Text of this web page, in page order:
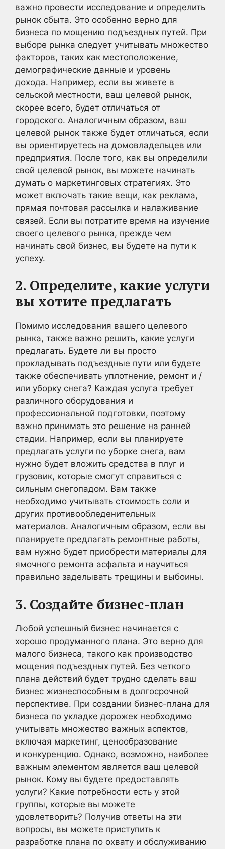
важно провести исследование и определить
рынок сбыта. Это особенно верно для
бизнеса по мощению подъездных путей. При
выборе рынка следует учитывать множество
факторов, таких как местоположение,
демографические данные и уровень
дохода. Например, если вы живете в
сельской местности, ваш целевой рынок,
скорее всего, будет отличаться от
городского. Аналогичным образом, ваш
целевой рынок также будет отличаться, если
вы ориентируетесь на домовладельцев или
предприятия. После того, как вы определили
свой целевой рынок, вы можете начинать
думать о маркетинговых стратегиях. Это
может включать такие вещи, как реклама,
прямая почтовая рассылка и налаживание
связей. Если вы потратите время на изучение
своего целевого рынка, прежде чем
начинать свой бизнес, вы будете на пути к
успеху.
2. Определите, какие услуги
вы хотите предлагать
Помимо исследования вашего целевого
рынка, также важно решить, какие услуги
предлагать. Будете ли вы просто
прокладывать подъездные пути или будете
также обеспечивать уплотнение, ремонт и /
или уборку снега? Каждая услуга требует
различного оборудования и
профессиональной подготовки, поэтому
важно принимать это решение на ранней
стадии. Например, если вы планируете
предлагать услуги по уборке снега, вам
нужно будет вложить средства в плуг и
грузовик, которые смогут справиться с
сильным снегопадом. Вам также
необходимо учитывать стоимость соли и
других противообледенительных
материалов. Аналогичным образом, если вы
планируете предлагать ремонтные работы,
вам нужно будет приобрести материалы для
ямочного ремонта асфальта и научиться
правильно заделывать трещины и выбоины.
3. Создайте бизнес-план
Любой успешный бизнес начинается с
хорошо продуманного плана. Это верно для
малого бизнеса, такого как производство
мощения подъездных путей. Без четкого
плана действий будет трудно сделать ваш
бизнес жизнеспособным в долгосрочной
перспективе. При создании бизнес-плана для
бизнеса по укладке дорожек необходимо
учитывать множество важных аспектов,
включая маркетинг, ценообразование
и конкуренцию. Однако, возможно, наиболее
важным элементом является ваш целевой
рынок. Кому вы будете предоставлять
услуги? Какие потребности есть у этой
группы, которые вы можете
удовлетворить? Получив ответы на эти
вопросы, вы можете приступить к
разработке плана по охвату и обслуживанию